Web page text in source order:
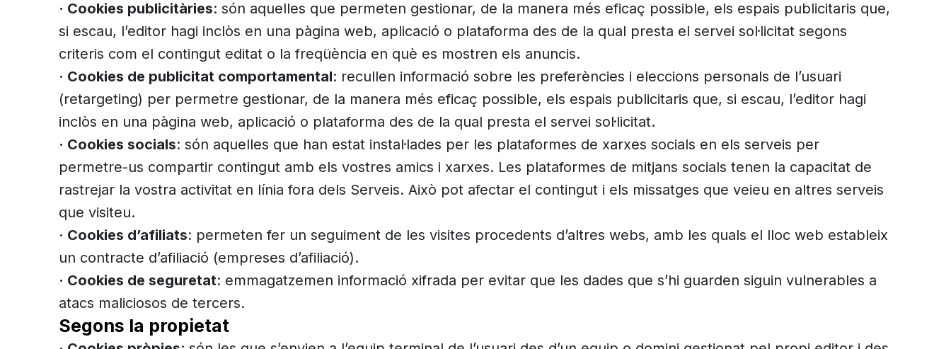
· Cookies publicitàries: són aquelles que permeten gestionar, de la manera més eficaç possible, els espais publicitaris que,
si escau, l’editor hagi inclòs en una pàgina web, aplicació o plataforma des de la qual presta el servei sol·licitat segons
criteris com el contingut editat o la freqüència en què es mostren els anuncis.
· Cookies de publicitat comportamental: recullen informació sobre les preferències i eleccions personals de l’usuari
(retargeting) per permetre gestionar, de la manera més eficaç possible, els espais publicitaris que, si escau, l’editor hagi
inclòs en una pàgina web, aplicació o plataforma des de la qual presta el servei sol·licitat.
· Cookies socials: són aquelles que han estat instal·lades per les plataformes de xarxes socials en els serveis per
permetre-us compartir contingut amb els vostres amics i xarxes. Les plataformes de mitjans socials tenen la capacitat de
rastrejar la vostra activitat en línia fora dels Serveis. Això pot afectar el contingut i els missatges que veieu en altres serveis
que visiteu.
· Cookies d’afiliats: permeten fer un seguiment de les visites procedents d’altres webs, amb les quals el lloc web estableix
un contracte d’afiliació (empreses d’afiliació).
· Cookies de seguretat: emmagatzemen informació xifrada per evitar que les dades que s’hi guarden siguin vulnerables a
atacs maliciosos de tercers.
Segons la propietat